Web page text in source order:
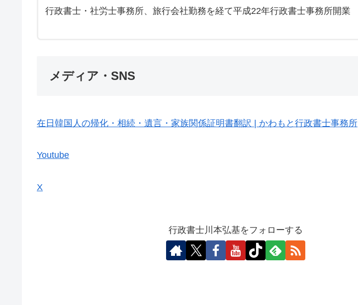
行政書士・社労士事務所、旅行会社勤務を経て平成22年行政書士事務所開業
メディア・SNS
在日韓国人の帰化・相続・遺言・家族関係証明書翻訳 | かわもと行政書士事務所
Youtube
X
行政書士川本弘基をフォローする